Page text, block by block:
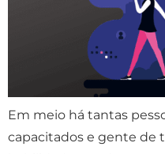
Em meio há tantas
capacitados e gente de